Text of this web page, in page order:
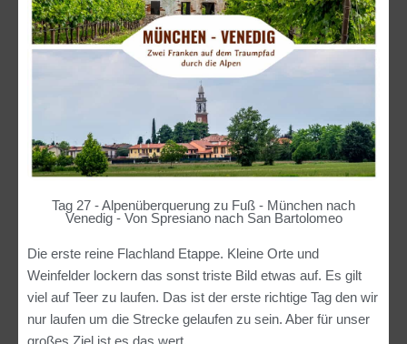
Tag 27 - Alpenüberquerung zu Fuß - München nach
Venedig - Von Spresiano nach San Bartolomeo
Die erste reine Flachland Etappe. Kleine Orte und
Weinfelder lockern das sonst triste Bild etwas auf. Es gilt
viel auf Teer zu laufen. Das ist der erste richtige Tag den wir
nur laufen um die Strecke gelaufen zu sein. Aber für unser